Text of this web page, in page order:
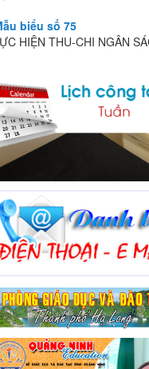
biểu số 75
HIỆN THU-CHI NGÂN